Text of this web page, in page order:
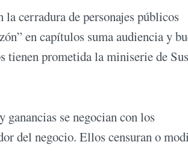
cerradura de personajes públicos
en capítulos suma audiencia y
tienen prometida la miniserie de
se negocian con los
del negocio. Ellos censuran o